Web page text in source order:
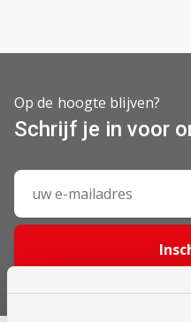
Op de hoogte blijven?
Schrijf je in voor